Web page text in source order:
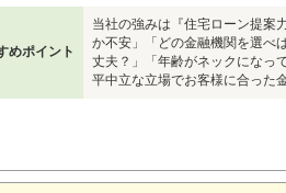
めポイント
当社の強みは『住宅ローン提案
か不安」「どの金融機関を選べ
丈夫？」「年齢がネックになっ
平中立な立場でお客様に合った